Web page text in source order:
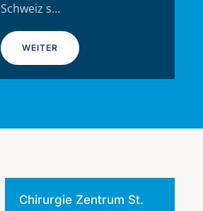
Schweiz s…
WEITER
Chirurgie Zentrum St.